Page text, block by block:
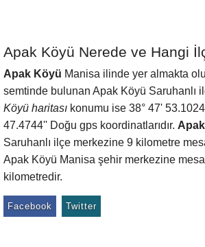
Apak Köyü Nerede ve Hangi
Apak Köyü Manisa ilinde yer almakta
semtinde bulunan Apak Köyü Saruhanlı
Köyü haritası konumu ise 38° 47'
47.4744'' Doğu gps koordinatlarıdır.
Saruhanlı ilçe merkezine 9 kilometre
Apak Köyü Manisa şehir merkezine
kilometredir.
Facebook Twitter